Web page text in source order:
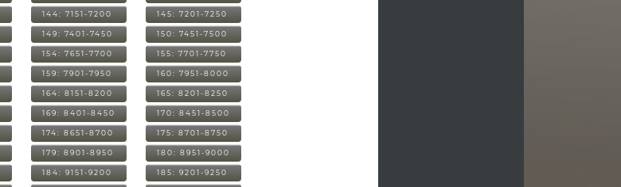
144: 7151-7200 145: 7201-7250
149: 7401-7450 150: 7451-7500
154: 7651-7700 155: 7701-7750
159: 7901-7950 160: 7951-8000
164: 8151-8200 165: 8201-8250
169: 8401-8450 170: 8451-8500
174: 8651-8700 175: 8701-8750
179: 8901-8950 180: 8951-9000
184: 9151-9200 185: 9201-9250